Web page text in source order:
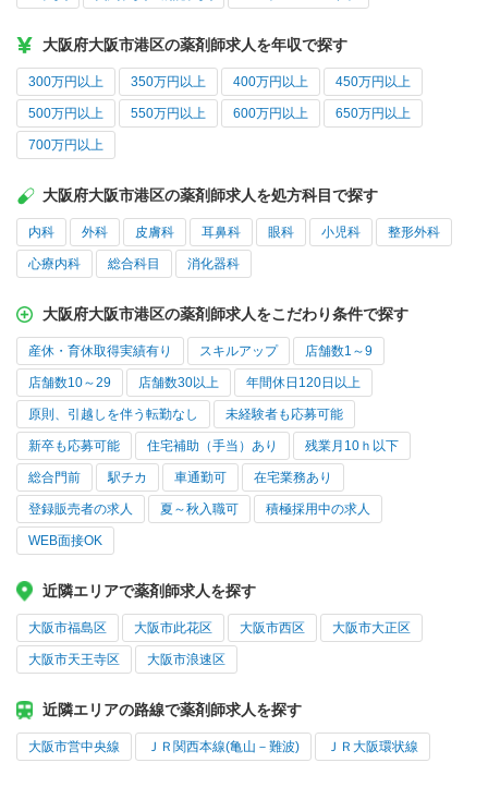
大阪府大阪市港区の薬剤師求人を年収で探す
300万円以上 350万円以上 400万円以上 450万円以上
500万円以上 550万円以上 600万円以上 650万円以上
700万円以上
大阪府大阪市港区の薬剤師求人を処方科目で探す
内科 外科 皮膚科 耳鼻科 眼科 小児科 整形外科
心療内科 総合科目 消化器科
大阪府大阪市港区の薬剤師求人をこだわり条件で探す
産休・育休取得実績有り スキルアップ 店舗数1～9
店舗数10～29 店舗数30以上 年間休日120日以上
原則、引越しを伴う転勤なし 未経験者も応募可能
新卒も応募可能 住宅補助（手当）あり 残業月10ｈ以下
総合門前 駅チカ 車通勤可 在宅業務あり
登録販売者の求人 夏～秋入職可 積極採用中の求人
WEB面接OK
近隣エリアで薬剤師求人を探す
大阪市福島区 大阪市此花区 大阪市西区 大阪市大正区
大阪市天王寺区 大阪市浪速区
近隣エリアの路線で薬剤師求人を探す
大阪市営中央線 ＪＲ関西本線(亀山－難波) ＪＲ大阪環状線